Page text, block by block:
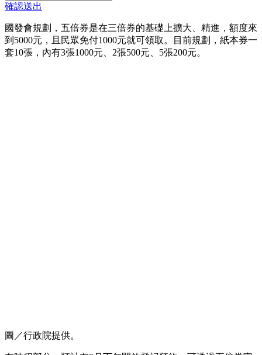
確認送出
國發會規劃，五倍券是在三倍券的基礎上擴大、精進，額度來
到5000元，且民眾免付1000元就可領取。目前規劃，紙本券一
套10張，內有3張1000元、2張500元、5張200元。
圖／行政院提供。